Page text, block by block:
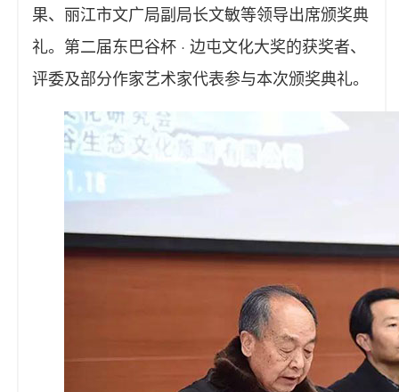
果、丽江市文广局副局长文敏等领导出席颁奖典
礼。第二届东巴谷杯 · 边屯文化大奖的获奖者、
评委及部分作家艺术家代表参与本次颁奖典礼。